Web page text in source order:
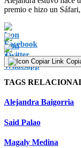
premio e hizo un
TAGS
Alejandra Baigorria
Said Palao
Magaly Medina